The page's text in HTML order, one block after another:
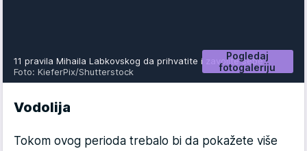
Pogledaj
fotogaleriju
11 pravila Mihaila Labkovskog da prihvatite i zavolite sebe
Foto: KieferPix/Shutterstock
Vodolija
Tokom ovog perioda trebalo bi da pokažete više